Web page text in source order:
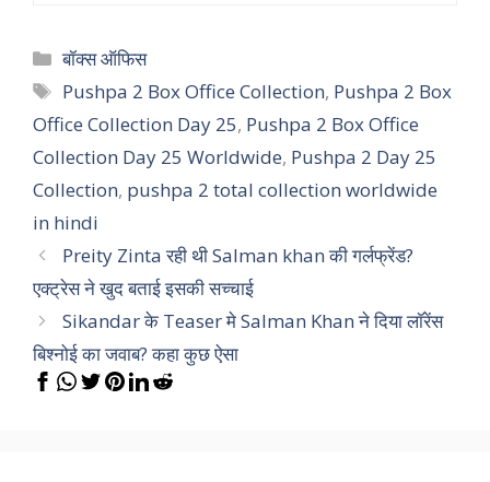
Categories
बॉक्स ऑफिस
Tags
Pushpa 2 Box Office Collection, Pushpa 2 Box
Office Collection Day 25, Pushpa 2 Box Office
Collection Day 25 Worldwide, Pushpa 2 Day 25
Collection, pushpa 2 total collection worldwide
in hindi
Preity Zinta रही थी Salman khan की गर्लफ्रेंड?
एक्ट्रेस ने खुद बताई इसकी सच्चाई
Sikandar के Teaser मे Salman Khan ने दिया लॉरेंस
बिश्नोई का जवाब? कहा कुछ ऐसा